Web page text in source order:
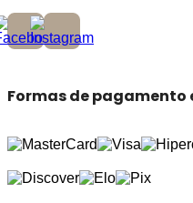
Formas de